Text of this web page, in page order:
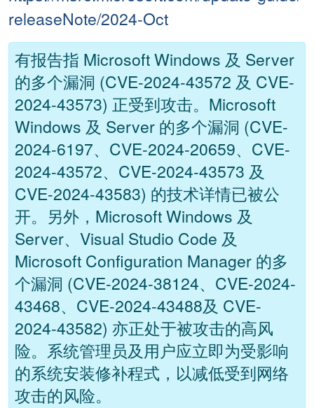
releaseNote/2024-Oct
有报告指 Microsoft Windows 及 Server
的多个漏洞 (CVE-2024-43572 及 CVE-
2024-43573) 正受到攻击。Microsoft
Windows 及 Server 的多个漏洞 (CVE-
2024-6197、CVE-2024-20659、CVE-
2024-43572、CVE-2024-43573 及
CVE-2024-43583) 的技术详情已被公
开。另外，Microsoft Windows 及
Server、Visual Studio Code 及
Microsoft Configuration Manager 的多
个漏洞 (CVE-2024-38124、CVE-2024-
43468、CVE-2024-43488及 CVE-
2024-43582) 亦正处于被攻击的高风
险。系统管理员及用户应立即为受影响
的系统安装修补程式，以减低受到网络
攻击的风险。